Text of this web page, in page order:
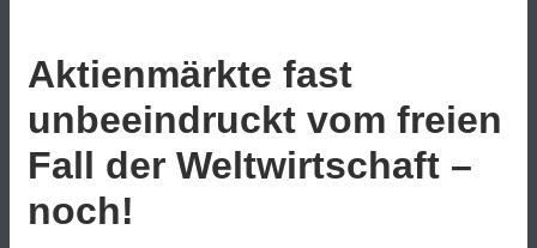
Aktienmärkte fast
unbeeindruckt vom freien
Fall der Weltwirtschaft –
noch!